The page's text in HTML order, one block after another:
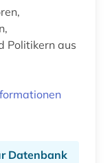
Politikern aus
Datenbank